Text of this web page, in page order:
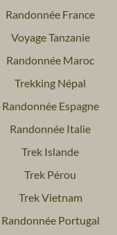
Randonnée France
Voyage Tanzanie
Randonnée Maroc
Trekking Népal
Randonnée Espagne
Randonnée Italie
Trek Islande
Trek Pérou
Trek Vietnam
Randonnée Portugal